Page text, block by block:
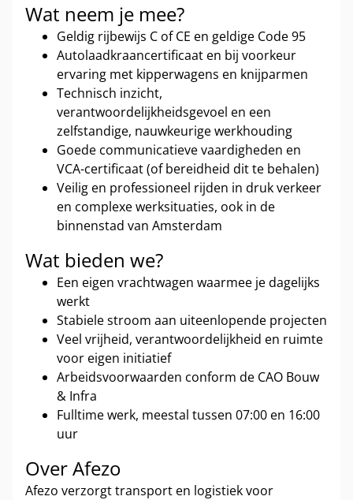
Wat neem je mee?
Geldig rijbewijs C of CE en geldige Code 95
Autolaadkraancertificaat en bij voorkeur
ervaring met kipperwagens en knijparmen
Technisch inzicht,
verantwoordelijkheidsgevoel en een
zelfstandige, nauwkeurige werkhouding
Goede communicatieve vaardigheden en
VCA-certificaat (of bereidheid dit te behalen)
Veilig en professioneel rijden in druk verkeer
en complexe werksituaties, ook in de
binnenstad van Amsterdam
Wat bieden we?
Een eigen vrachtwagen waarmee je dagelijks
werkt
Stabiele stroom aan uiteenlopende projecten
Veel vrijheid, verantwoordelijkheid en ruimte
voor eigen initiatief
Arbeidsvoorwaarden conform de CAO Bouw
& Infra
Fulltime werk, meestal tussen 07:00 en 16:00
uur
Over Afezo
Afezo verzorgt transport en logistiek voor